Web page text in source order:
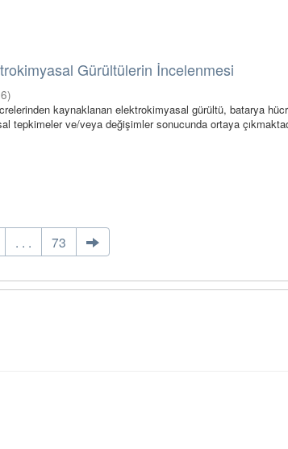
Gürültülerin İncelenmesi
)
kaynaklanan elektrokimyasal gürültü, batarya
tepkimeler ve/veya değişimler sonucunda ortaya
. . . 73